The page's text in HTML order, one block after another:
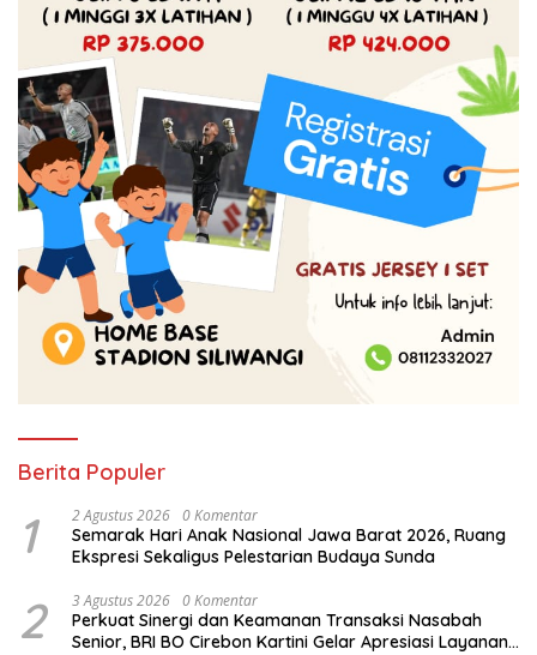
Berita Populer
1 2 Agustus 2026 0 Komentar
Semarak Hari Anak Nasional Jawa Barat 2026, Ruang
Ekspresi Sekaligus Pelestarian Budaya Sunda
2 3 Agustus 2026 0 Komentar
Perkuat Sinergi dan Keamanan Transaksi Nasabah
Senior, BRI BO Cirebon Kartini Gelar Apresiasi Layanan